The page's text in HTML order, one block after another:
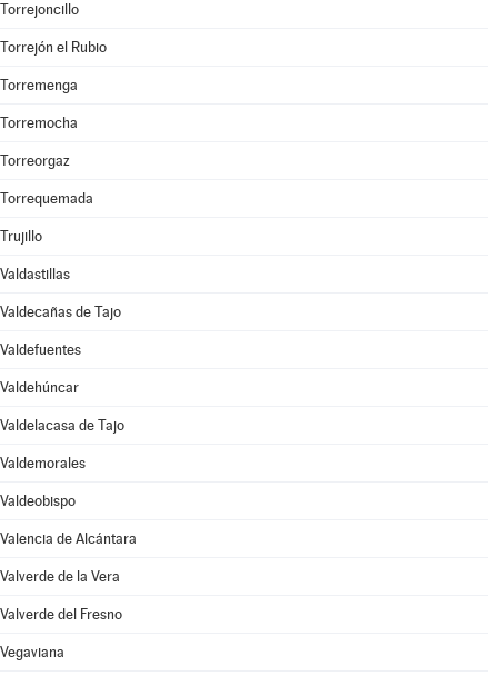
Torrejoncillo
Torrejón el Rubio
Torremenga
Torremocha
Torreorgaz
Torrequemada
Trujillo
Valdastillas
Valdecañas de Tajo
Valdefuentes
Valdehúncar
Valdelacasa de Tajo
Valdemorales
Valdeobispo
Valencia de Alcántara
Valverde de la Vera
Valverde del Fresno
Vegaviana